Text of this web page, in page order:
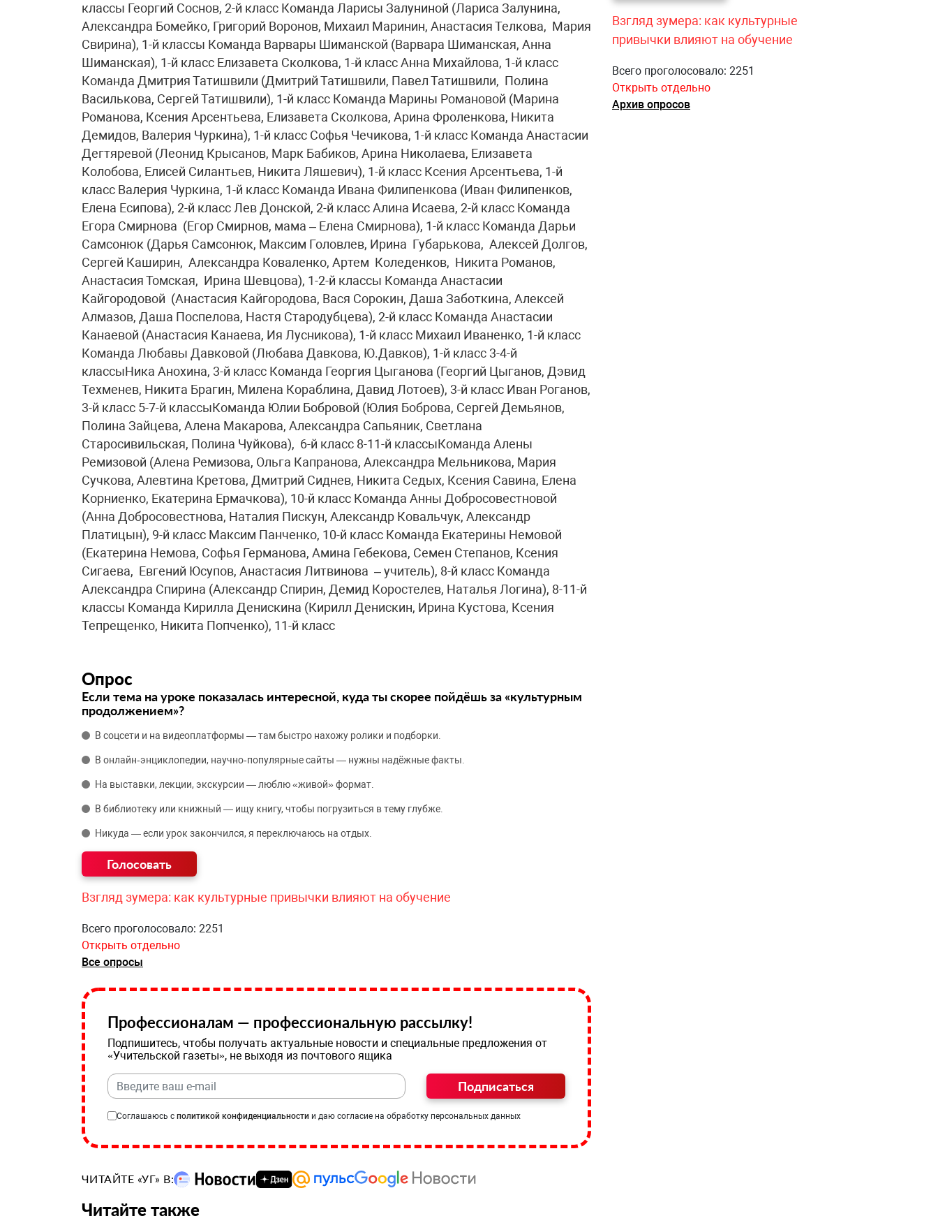
классы Георгий Соснов, 2-й класс Команда Ларисы Залуниной (Лариса Залунина,
Александра Бомейко, Григорий Воронов, Михаил Маринин, Анастасия Телкова, Мария
Свирина), 1-й классы Команда Варвары Шиманской (Варвара Шиманская, Анна
Шиманская), 1-й класс Елизавета Сколкова, 1-й класс Анна Михайлова, 1-й класс
Команда Дмитрия Татишвили (Дмитрий Татишвили, Павел Татишвили, Полина
Василькова, Сергей Татишвили), 1-й класс Команда Марины Романовой (Марина
Романова, Ксения Арсентьева, Елизавета Сколкова, Арина Фроленкова, Никита
Демидов, Валерия Чуркина), 1-й класс Софья Чечикова, 1-й класс Команда Анастасии
Дегтяревой (Леонид Крысанов, Марк Бабиков, Арина Николаева, Елизавета
Колобова, Елисей Силантьев, Никита Ляшевич), 1-й класс Ксения Арсентьева, 1-й
класс Валерия Чуркина, 1-й класс Команда Ивана Филипенкова (Иван Филипенков,
Елена Есипова), 2-й класс Лев Донской, 2-й класс Алина Исаева, 2-й класс Команда
Егора Смирнова (Егор Смирнов, мама – Елена Смирнова), 1-й класс Команда Дарьи
Самсонюк (Дарья Самсонюк, Максим Головлев, Ирина Губарькова, Алексей Долгов,
Сергей Каширин, Александра Коваленко, Артем Коледенков, Никита Романов,
Анастасия Томская, Ирина Шевцова), 1-2-й классы Команда Анастасии
Кайгородовой (Анастасия Кайгородова, Вася Сорокин, Даша Заботкина, Алексей
Алмазов, Даша Поспелова, Настя Стародубцева), 2-й класс Команда Анастасии
Канаевой (Анастасия Канаева, Ия Лусникова), 1-й класс Михаил Иваненко, 1-й класс
Команда Любавы Давковой (Любава Давкова, Ю.Давков), 1-й класс 3-4-й
классыНика Анохина, 3-й класс Команда Георгия Цыганова (Георгий Цыганов, Дэвид
Техменев, Никита Брагин, Милена Кораблина, Давид Лотоев), 3-й класс Иван Роганов,
3-й класс 5-7-й классыКоманда Юлии Бобровой (Юлия Боброва, Сергей Демьянов,
Полина Зайцева, Алена Макарова, Александра Сапьяник, Светлана
Старосивильская, Полина Чуйкова), 6-й класс 8-11-й классыКоманда Алены
Ремизовой (Алена Ремизова, Ольга Капранова, Александра Мельникова, Мария
Сучкова, Алевтина Кретова, Дмитрий Сиднев, Никита Седых, Ксения Савина, Елена
Корниенко, Екатерина Ермачкова), 10-й класс Команда Анны Добросовестновой
(Анна Добросовестнова, Наталия Пискун, Александр Ковальчук, Александр
Платицын), 9-й класс Максим Панченко, 10-й класс Команда Екатерины Немовой
(Екатерина Немова, Софья Германова, Амина Гебекова, Семен Степанов, Ксения
Сигаева, Евгений Юсупов, Анастасия Литвинова – учитель), 8-й класс Команда
Александра Спирина (Александр Спирин, Демид Коростелев, Наталья Логина), 8-11-й
классы Команда Кирилла Денискина (Кирилл Денискин, Ирина Кустова, Ксения
Тепрещенко, Никита Попченко), 11-й класс
Опрос
Если тема на уроке показалась интересной, куда ты скорее пойдёшь за «культурным
продолжением»?
В соцсети и на видеоплатформы — там быстро нахожу ролики и подборки.
В онлайн‑энциклопедии, научно‑популярные сайты — нужны надёжные факты.
На выставки, лекции, экскурсии — люблю «живой» формат.
В библиотеку или книжный — ищу книгу, чтобы погрузиться в тему глубже.
Никуда — если урок закончился, я переключаюсь на отдых.
Взгляд зумера: как культурные привычки влияют на обучение
Всего проголосовало: 2251
Открыть отдельно
Все опросы
Профессионалам — профессиональную рассылку!
Подпишитесь, чтобы получать актуальные новости и специальные предложения от
«Учительской газеты», не выходя из почтового ящика
Подписаться
Соглашаюсь с политикой конфиденциальности и даю согласие на обработку персональных данных
ЧИТАЙТЕ «УГ» В:
Читайте также
Взгляд зумера: как культурные
привычки влияют на обучение
Всего проголосовало: 2251
Открыть отдельно
Архив опросов